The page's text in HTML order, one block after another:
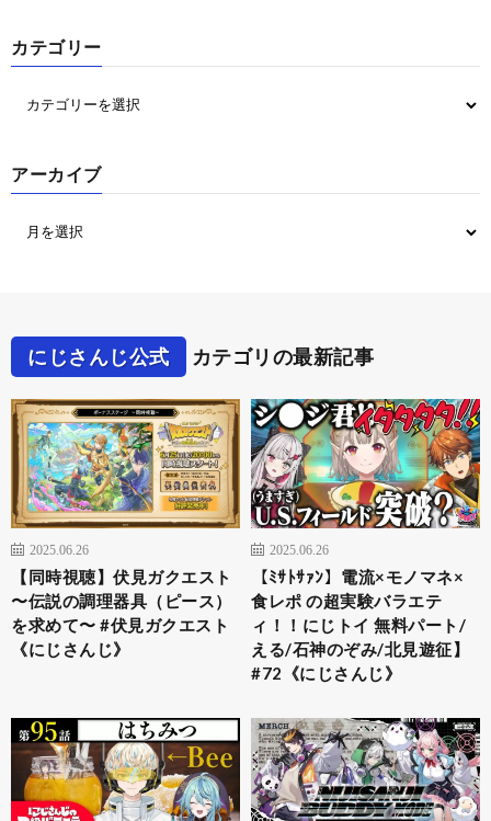
カテゴリー
アーカイブ
にじさんじ公式 カテゴリの最新記事
2025.06.26
【同時視聴】伏見ガクエスト
〜伝説の調理器具（ピース）
を求めて〜 #伏見ガクエスト
《にじさんじ》
2025.06.26
【ﾐｻﾄｻｧﾝ】電流×モノマネ×
食レポ の超実験バラエテ
ィ！！にじトイ 無料パート/
える/石神のぞみ/北見遊征】
#72《にじさんじ》